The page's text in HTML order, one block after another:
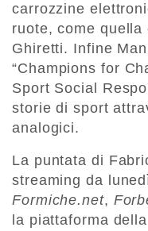
carrozzine
ruote, come
Ghiretti. Infine
“Champions for
Sport Social
storie di sport
analogici.
La puntata di
streaming da
Formiche.net,
la piattaforma